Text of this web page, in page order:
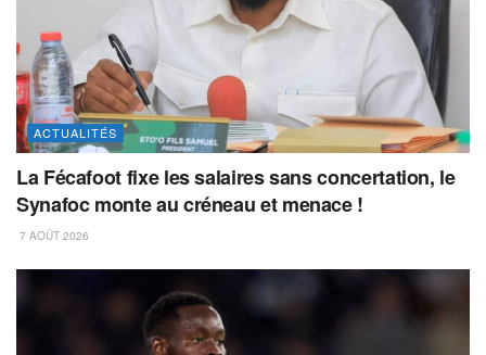
ACTUALITÉS
La Fécafoot fixe les salaires sans concertation, le
Synafoc monte au créneau et menace !
7 AOÛT 2026